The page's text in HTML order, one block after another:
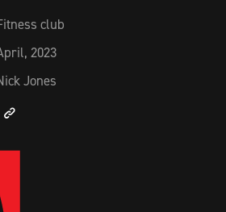
club
2023
Jones